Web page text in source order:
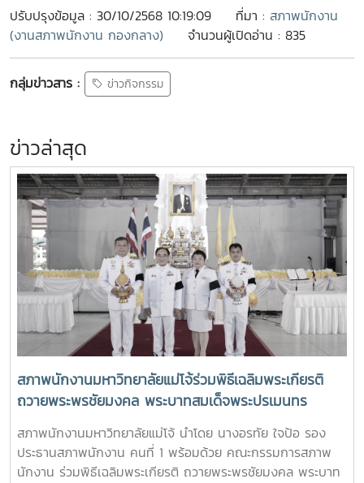
ปรับปรุงข้อมูล : 30/10/2568 10:19:09 ที่มา : สภาพนักงาน
(งานสภาพนักงาน กองกลาง)
จำนวนผู้เปิดอ่าน : 835
กลุ่มข่าวสาร : ข่าวกิจกรรม
ข่าวล่าสุด
สภาพนักงานมหาวิทยาลัยแม่โจ้ร่วมพิธีเฉลิมพระเกียรติ
ถวายพระพรชัยมงคล พระบาทสมเด็จพระปรเมนทร
รามาธิบดีศรีสินทร มหาวชิราลงกรณ พระวชิรเกล้าเจ้าอยู่
หัว เนื่องในโอกาสมหามงคลเฉลิมพระชนมพรรษา 28
กรกฎาคม 2568
สภาพนักงานมหาวิทยาลัยแม่โจ้ นำโดย นางอรทัย ใจป้อ รอง
ประธานสภาพนักงาน คนที่ 1 พร้อมด้วย คณะกรรมการสภาพ
นักงาน ร่วมพิธีเฉลิมพระเกียรติ ถวายพระพรชัยมงคล พระบาท